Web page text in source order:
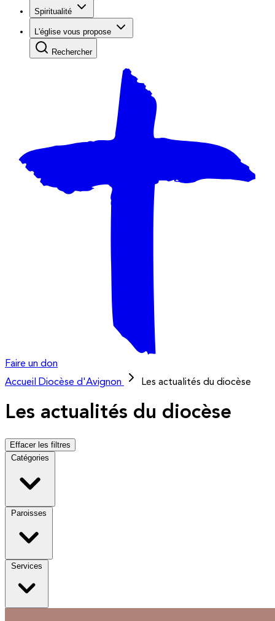
Spiritualité
L'église vous propose
Rechercher
Faire un don
Accueil
Diocèse d'Avignon Les actualités du diocèse
Les actualités du diocèse
Effacer les filtres
Catégories
Paroisses
Services